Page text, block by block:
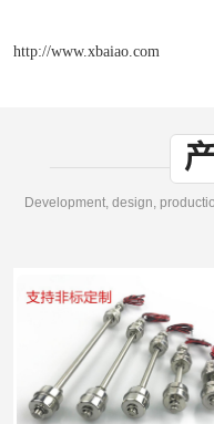
http://www.xbaiao.com